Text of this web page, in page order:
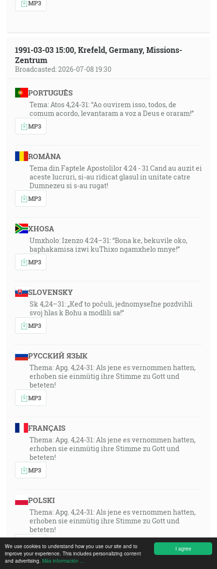
I agree
We use cookies to understand how you use our site and to
improve your experience. This includes personalizing content
and advertising. Más información ...
MP3
1991-03-03 15:00, Krefeld, Germany, Missions-
Zentrum
Broadcasted: 2026-07-08 19:30
PORTUGUÊS
Tema: Atos 4,24-31: “Ao ouvirem isso, todos, de
comum acordo, levantaram a voz a Deus e oraram!”
MP3
ROMÂNA
Tema din Faptele Apostolilor 4:24 - 31 Cand au auzit ei
aceste lucruri, si-au ridicat glasul in unitate catre
Dumnezeu si s-au rugat!
MP3
XHOSA
Umxholo: Izenzo 4:24–31: “Bona ke, bekuvile oko,
baphakamisa izwi kuThixo ngamxhelo mnye!”
MP3
SLOVENSKY
Sk 4,24–31: „Keď to počuli, jednomyseľne pozdvihli
svoj hlas k Bohu a modlili sa!“
MP3
РУССКИЙ ЯЗЫК
Thema: Apg. 4,24-31: Als jene es vernommen hatten,
erhoben sie einmütig ihre Stimme zu Gott und
beteten!
MP3
FRANÇAIS
Thema: Apg. 4,24-31: Als jene es vernommen hatten,
erhoben sie einmütig ihre Stimme zu Gott und
beteten!
MP3
POLSKI
Thema: Apg. 4,24-31: Als jene es vernommen hatten,
erhoben sie einmütig ihre Stimme zu Gott und
beteten!